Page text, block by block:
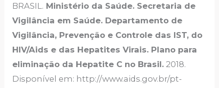
BRASIL. Ministério da Saúde. Secretaria de
Vigilância em Saúde. Departamento de
Vigilância, Prevenção e Controle das IST, do
HIV/Aids e das Hepatites Virais. Plano para
eliminação da Hepatite C no Brasil. 2018.
Disponível em: http://www.aids.gov.br/pt-